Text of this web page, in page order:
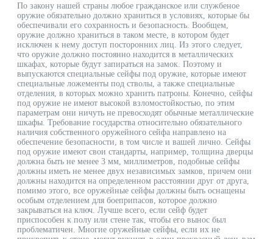
По закону нашей страны любое гражданское или службеное
оружие обязательно должно храниться в условиях, которые бы
обеспечивали его сохранность и безопасность. Вообщем,
оружие должно храниться в таком месте, в котором будет
исключен к нему доступ посторонних лиц. Из этого следует,
что оружие должно постоянно находится в металлических
шкафах, которые будут запираться на замок. Поэтому и
выпускаются специальные сейфы под оружие, которые имеют
специальные ложементы под стволы, а также специальные
отделения, в которых можно хранить патроны. Конечно, сейфы
под оружие не имеют высокой взломостойкостью, по этим
параметрам они ничуть не превосходят обычные металлические
шкафы. Требование государства относительно обязательного
наличия собственного оружейного сейфа направлено на
обеспечение безопасности, в том числе и вашей лично. Сейфы
под оружие имеют свои стандарты, например, толщина дверцы
должна быть не менее 3 мм, миллиметров, подобные сейфы
должны иметь не менее двух независимых замков, причем они
должны находится на определенном расстоянии друг от друга,
помимо этого, все оружейные сейфы должны быть оснащены
особым отделением для боеприпасов, которое должно
закрываться на ключ. Лучше всего, если сейф будет
приспособен к полу или стене так, чтобы его вынос был
проблематичен. Многие оружейные сейфы, если их не